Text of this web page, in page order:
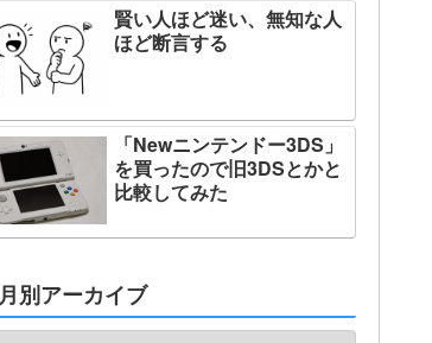
賢い人ほど迷い、無知な人
ほど断言する
「Newニンテンドー3DS」
を買ったので旧3DSとかと
比較してみた
月別アーカイブ